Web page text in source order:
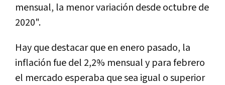
mensual, la menor variación desde octubre de
2020".
Hay que destacar que en enero pasado, la
inflación fue del 2,2% mensual y para febrero
el mercado esperaba que sea igual o superior